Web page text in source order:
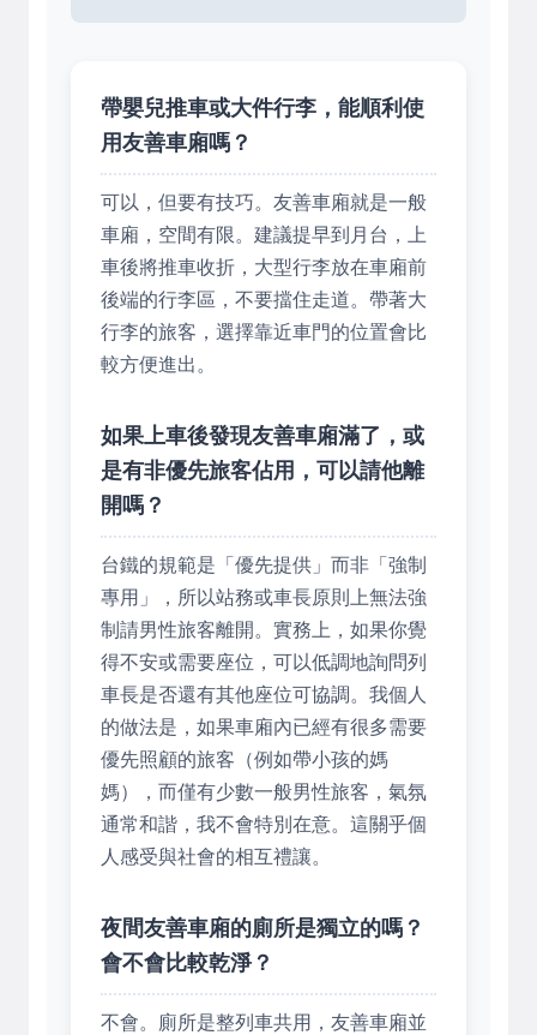
帶嬰兒推車或大件行李，能順利使
用友善車廂嗎？
可以，但要有技巧。友善車廂就是一般
車廂，空間有限。建議提早到月台，上
車後將推車收折，大型行李放在車廂前
後端的行李區，不要擋住走道。帶著大
行李的旅客，選擇靠近車門的位置會比
較方便進出。
如果上車後發現友善車廂滿了，或
是有非優先旅客佔用，可以請他離
開嗎？
台鐵的規範是「優先提供」而非「強制
專用」，所以站務或車長原則上無法強
制請男性旅客離開。實務上，如果你覺
得不安或需要座位，可以低調地詢問列
車長是否還有其他座位可協調。我個人
的做法是，如果車廂內已經有很多需要
優先照顧的旅客（例如帶小孩的媽
媽），而僅有少數一般男性旅客，氣氛
通常和諧，我不會特別在意。這關乎個
人感受與社會的相互禮讓。
夜間友善車廂的廁所是獨立的嗎？
會不會比較乾淨？
不會。廁所是整列車共用，友善車廂並